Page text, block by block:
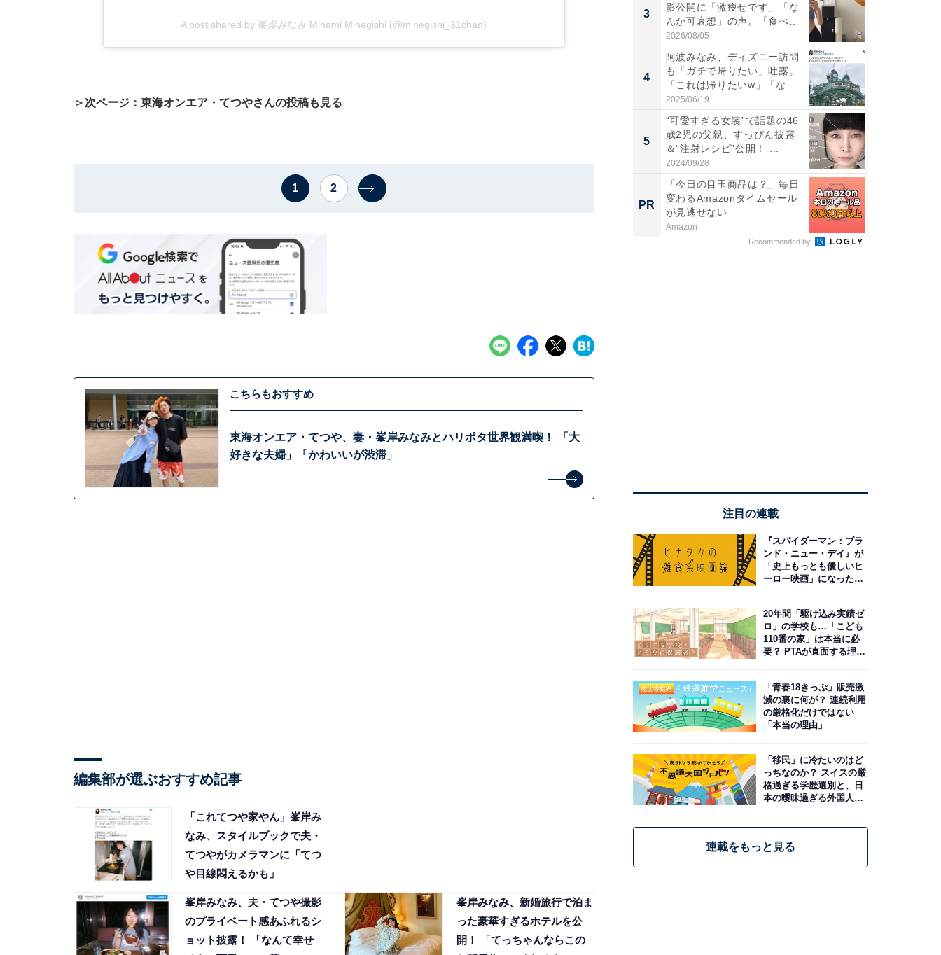
A post shared by 峯岸みなみ Minami Minegishi (@minegishi_31chan)
＞次ページ：東海オンエア・てつやさんの投稿も見る
1 2
こちらもおすすめ
東海オンエア・てつや、妻・峯岸みなみとハリポタ世界観満喫！ 「大
好きな夫婦」「かわいいが渋滞」
編集部が選ぶおすすめ記事
「これてつや家やん」峯岸み
なみ、スタイルブックで夫・
てつやがカメラマンに「てつ
や目線悶えるかも」
峯岸みなみ、夫・てつや撮影
のプライベート感あふれるシ
ョット披露！ 「なんて幸せ
峯岸みなみ、新婚旅行で泊ま
った豪華すぎるホテルを公
開！ 「てっちゃんならこの
3
影公開に「激痩せです」「な
んか可哀想」の声。「食べら
れ...
2026/08/05
4
阿波みなみ、ディズニー訪問
も「ガチで帰りたい」吐露。
「これは帰りたいw」「なん
ち...
2025/06/19
5
“可愛すぎる女装”で話題の46
歳2児の父親、すっぴん披露
＆“注射レシピ”公開！ ...
2024/09/28
PR
「今日の目玉商品は？」毎日
変わるAmazonタイムセール
が見逃せない
Amazon
Recommended by
注目の連載
『スパイダーマン：ブラ
ンド・ニュー・デイ』が
「史上もっとも優しいヒ
ーロー映画」になった理
20年間「駆け込み実績ゼ
ロ」の学校も…「こども
110番の家」は本当に必
要？ PTAが直面する理想
「青春18きっぷ」販売激
減の裏に何が？ 連続利用
の厳格化だけではない
「本当の理由」
「移民」に冷たいのはど
っちなのか？ スイスの厳
格過ぎる学歴選別と、日
本の曖昧過ぎる外国人政
連載をもっと見る